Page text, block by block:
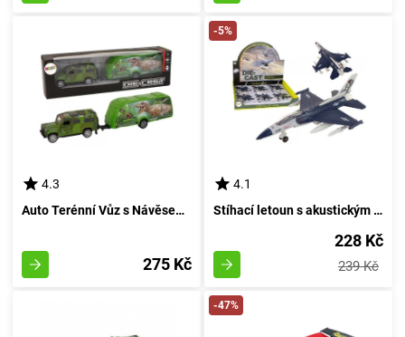
4.3
Auto Terénní Vůz s Návěsem pro Přepravu Pravěkého Ještěra
275 Kč
-5%
4.1
Stíhací letoun s akustickým a světelným efektem granátově modré barvy
228 Kč
239 Kč
-47%